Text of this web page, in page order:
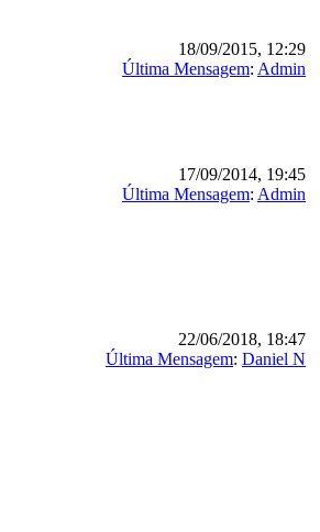
18/09/2015, 12:29
Última Mensagem: Admin
17/09/2014, 19:45
Última Mensagem: Admin
22/06/2018, 18:47
Última Mensagem: Daniel N